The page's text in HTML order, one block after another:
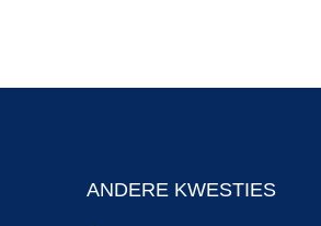
ANDERE KWESTIES